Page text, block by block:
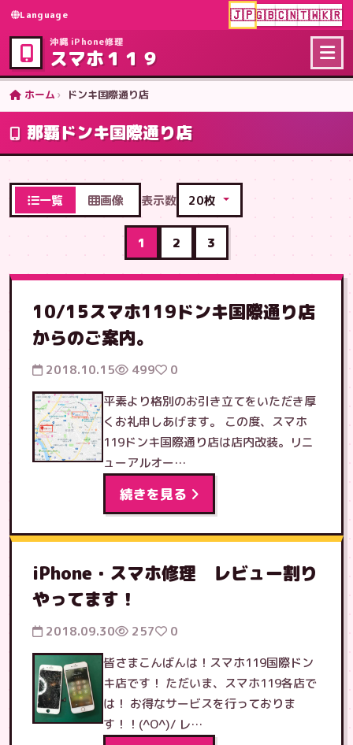
Language 🇯🇵🇬🇧🇨🇳🇹🇼🇰🇷
沖縄 iPhone修理
スマホ１１９
ホーム ドンキ国際通り店
那覇ドンキ国際通り店
一覧 画像 表示数
1 2 3
10/15スマホ119ドンキ国際通り店
からのご案内。
2018.10.15 499
0
平素より格別のお引き立てをいただき厚
くお礼申しあげます。 この度、スマホ
119ドンキ国際通り店は店内改装。リニ
ューアルオー…
続きを見る
iPhone・スマホ修理 レビュー割り
やってます！
2018.09.30 257
0
皆さまこんばんは！スマホ119国際ドン
キ店です！ ただいま、スマホ119各店で
は！ お得なサービスを行っておりま
す！！(^O^)/ レ…